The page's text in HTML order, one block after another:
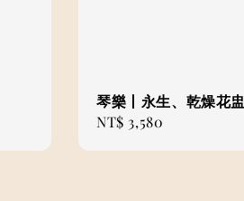
琴樂丨永生、乾燥花盅
Regular
NT$ 3,580